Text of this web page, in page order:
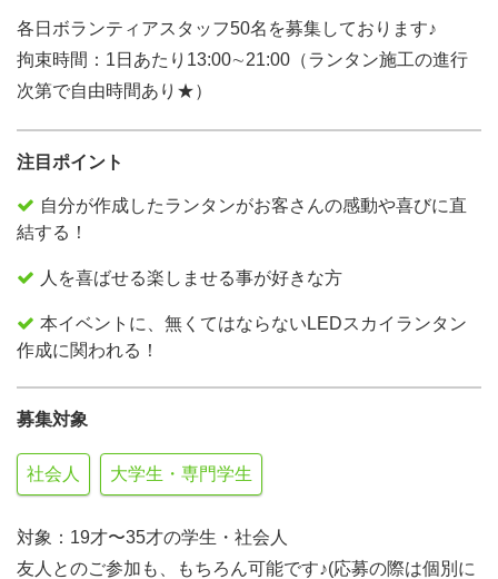
各日ボランティアスタッフ50名を募集しております♪
拘束時間：1日あたり13:00∼21:00（ランタン施工の進行
次第で自由時間あり★）
注目ポイント
自分が作成したランタンがお客さんの感動や喜びに直
結する！
人を喜ばせる楽しませる事が好きな方
本イベントに、無くてはならないLEDスカイランタン
作成に関われる！
募集対象
社会人 大学生・専門学生
対象：19才〜35才の学生・社会人
友人とのご参加も、もちろん可能です♪(応募の際は個別に